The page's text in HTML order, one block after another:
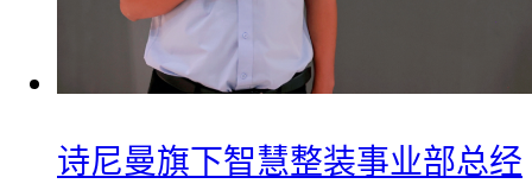
诗尼曼旗下智慧整装事业部总经